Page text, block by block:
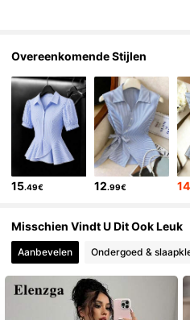
Overeenkomende Stijlen
15.49€ 12.99€ 14
Misschien Vindt U Dit Ook Leuk
Aanbevelen Ondergoed &